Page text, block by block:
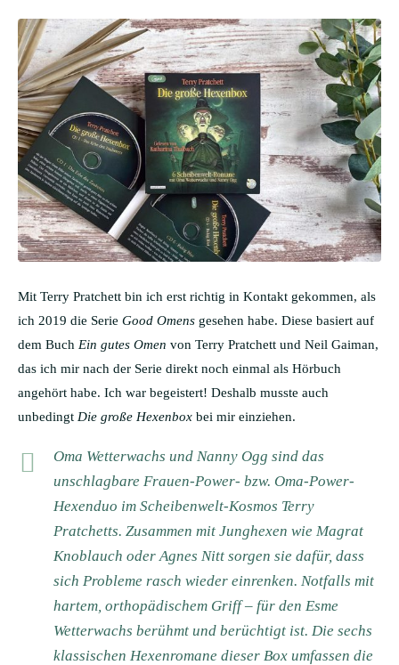
Mit Terry Pratchett bin ich erst richtig in Kontakt gekommen, als
ich 2019 die Serie Good Omens gesehen habe. Diese basiert auf
dem Buch Ein gutes Omen von Terry Pratchett und Neil Gaiman,
das ich mir nach der Serie direkt noch einmal als Hörbuch
angehört habe. Ich war begeistert! Deshalb musste auch
unbedingt Die große Hexenbox bei mir einziehen.
Oma Wetterwachs und Nanny Ogg sind das
unschlagbare Frauen-Power- bzw. Oma-Power-
Hexenduo im Scheibenwelt-Kosmos Terry
Pratchetts. Zusammen mit Junghexen wie Magrat
Knoblauch oder Agnes Nitt sorgen sie dafür, dass
sich Probleme rasch wieder einrenken. Notfalls mit
hartem, orthopädischem Griff – für den Esme
Wetterwachs berühmt und berüchtigt ist. Die sechs
klassischen Hexenromane dieser Box umfassen die